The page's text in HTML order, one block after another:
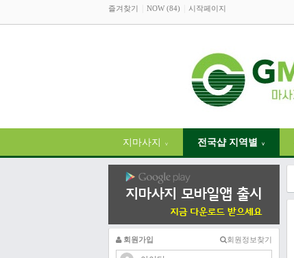
즐겨찾기 NOW (84) 시작페이지
지마사지 ∨ 전국샵 지역별 ∨
회원가입 회원정보찾기